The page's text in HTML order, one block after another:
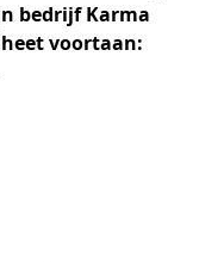
bedrijf Karma
voortaan: